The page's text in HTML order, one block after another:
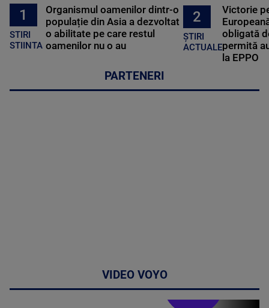
1
STIRI
STIINTA
Organismul oamenilor dintr-o
populație din Asia a dezvoltat
o abilitate pe care restul
oamenilor nu o au
2
ȘTIRI
ACTUALE
Victorie
obligată
permită
la EPPO
PARTENERI
VIDEO VOYO